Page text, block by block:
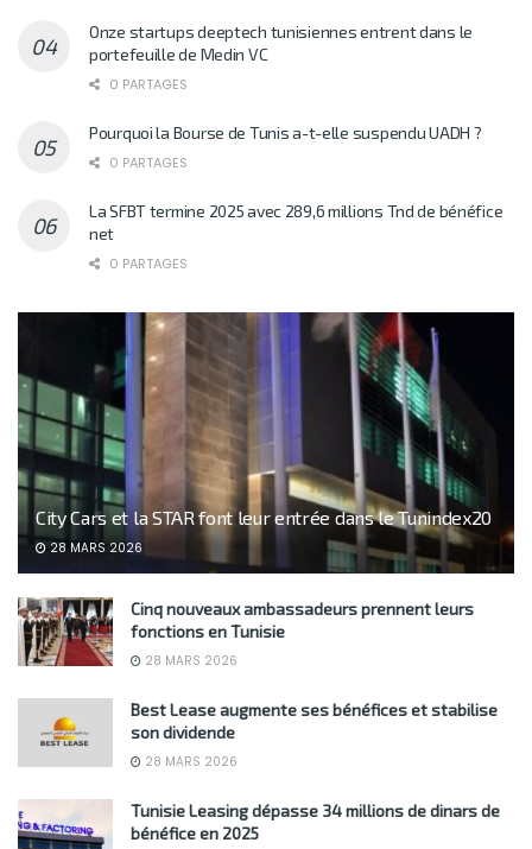
Onze startups deeptech tunisiennes entrent dans le
portefeuille de Medin VC
0 PARTAGES
Pourquoi la Bourse de Tunis a-t-elle suspendu UADH ?
0 PARTAGES
La SFBT termine 2025 avec 289,6 millions Tnd de bénéfice
net
0 PARTAGES
City Cars et la STAR font leur entrée dans le Tunindex20
28 MARS 2026
Cinq nouveaux ambassadeurs prennent leurs
fonctions en Tunisie
28 MARS 2026
Best Lease augmente ses bénéfices et stabilise
son dividende
28 MARS 2026
Tunisie Leasing dépasse 34 millions de dinars de
bénéfice en 2025